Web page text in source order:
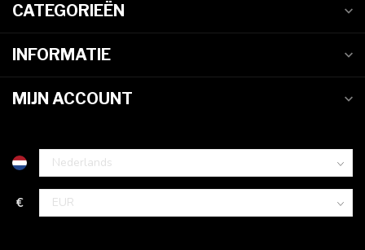
CATEGORIEËN
INFORMATIE
MIJN ACCOUNT
€